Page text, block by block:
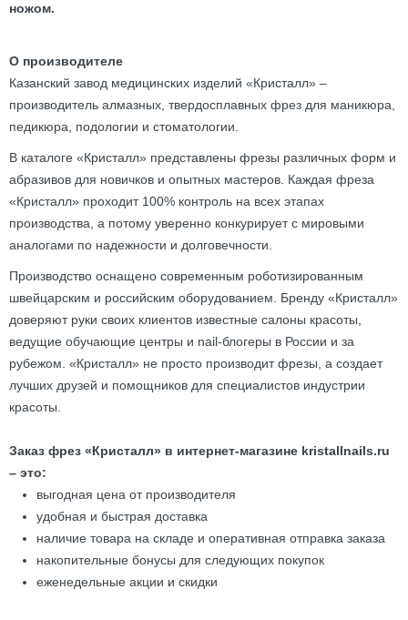
ножом.
О производителе
Казанский завод медицинских изделий «Кристалл» –
производитель алмазных, твердосплавных фрез для маникюра,
педикюра, подологии и стоматологии.
В каталоге «Кристалл» представлены фрезы различных форм и
абразивов для новичков и опытных мастеров. Каждая фреза
«Кристалл» проходит 100% контроль на всех этапах
производства, а потому уверенно конкурирует с мировыми
аналогами по надежности и долговечности.
Производство оснащено современным роботизированным
швейцарским и российским оборудованием. Бренду «Кристалл»
доверяют руки своих клиентов известные салоны красоты,
ведущие обучающие центры и nail-блогеры в России и за
рубежом. «Кристалл» не просто производит фрезы, а создает
лучших друзей и помощников для специалистов индустрии
красоты.
Заказ фрез «Кристалл» в интернет-магазине kristallnails.ru
– это:
выгодная цена от производителя
удобная и быстрая доставка
наличие товара на складе и оперативная отправка заказа
накопительные бонусы для следующих покупок
еженедельные акции и скидки